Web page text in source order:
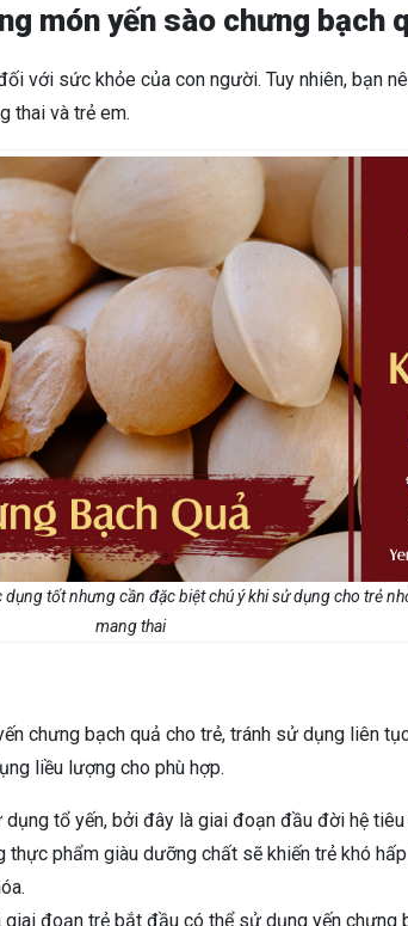
món yến sào chưng bạch
với sức khỏe của con người. Tuy nhiên, bạn
thai và trẻ em.
tốt nhưng cần đặc biệt chú ý khi sử dụng cho trẻ
mang thai
chưng bạch quả cho trẻ, tránh sử dụng liên
liều lượng cho phù hợp.
tổ yến, bởi đây là giai đoạn đầu đời hệ
thực phẩm giàu dưỡng chất sẽ khiến trẻ khó
đoạn trẻ bắt đầu có thể sử dụng yến chưng